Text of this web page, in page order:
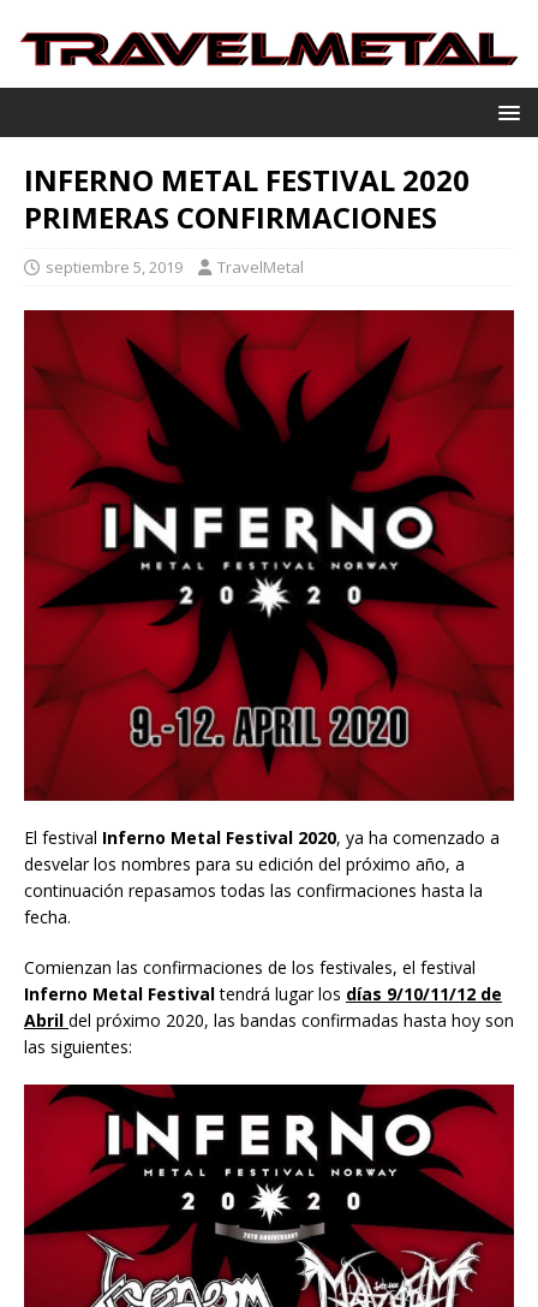
INFERNO METAL FESTIVAL 2020
PRIMERAS CONFIRMACIONES
septiembre 5, 2019 TravelMetal
El festival Inferno Metal Festival 2020, ya ha comenzado a
desvelar los nombres para su edición del próximo año, a
continuación repasamos todas las confirmaciones hasta la
fecha.
Comienzan las confirmaciones de los festivales, el festival
Inferno Metal Festivaltendrá lugar los días 9/10/11/12 de
Abril del próximo 2020, las bandas confirmadas hasta hoy son
las siguientes: